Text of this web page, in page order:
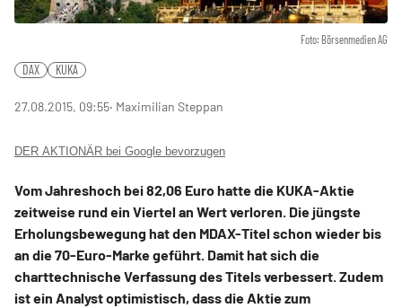
Foto: Börsenmedien AG
DAX KUKA
27.08.2015, 09:55‧ Maximilian Steppan
DER AKTIONÄR bei Google bevorzugen
Vom Jahreshoch bei 82,06 Euro hatte die KUKA-Aktie
zeitweise rund ein Viertel an Wert verloren. Die jüngste
Erholungsbewegung hat den MDAX-Titel schon wieder bis
an die 70-Euro-Marke geführt. Damit hat sich die
charttechnische Verfassung des Titels verbessert. Zudem
ist ein Analyst optimistisch, dass die Aktie zum